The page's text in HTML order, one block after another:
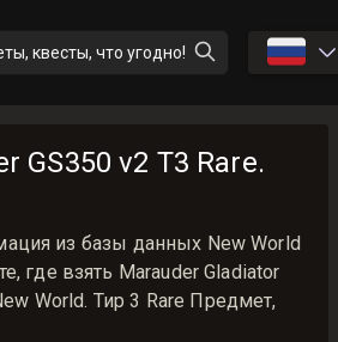
квесты, что угодно! 🇷🇺
GS350 v2 T3 Rare.
из базы данных New World
где взять Marauder Gladiator
World. Тир 3 Rare Предмет,